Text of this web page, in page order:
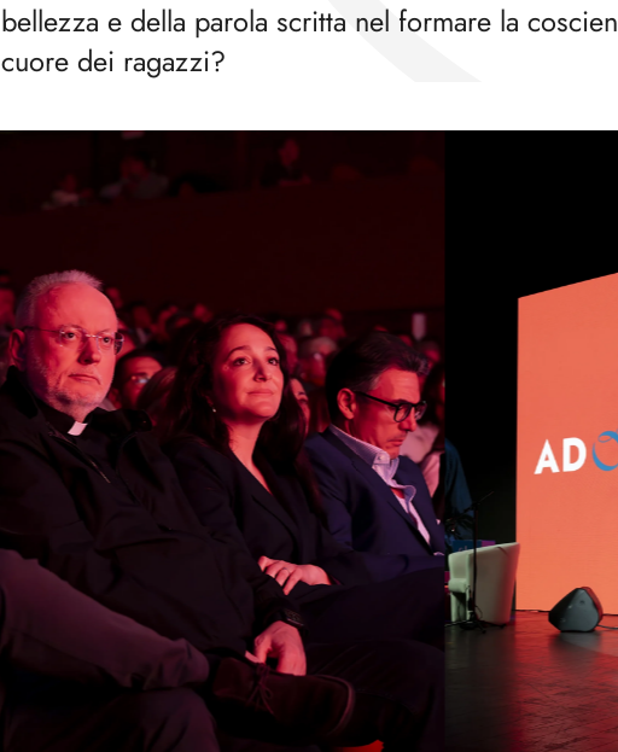
bellezza e della parola scritta nel formare la
cuore dei ragazzi?